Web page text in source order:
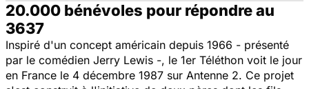
20.000 bénévoles pour répondre au
3637
Inspiré d'un concept américain depuis 1966 - présenté
par le comédien Jerry Lewis -, le 1er Téléthon voit le jour
en France le 4 décembre 1987 sur Antenne 2. Ce projet